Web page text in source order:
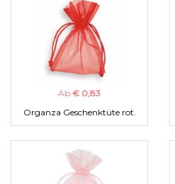
Ab € 0,83
Organza Geschenktüte rot.